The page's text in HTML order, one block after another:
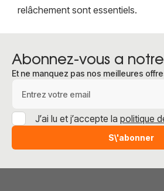
relâchement sont essentiels.
Abonnez-vous a
Et ne manquez pas nos meilleures
S\'abonner
J’ai lu et j’accepte la politique